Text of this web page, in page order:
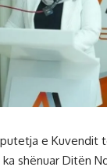
e Kuvendit
ka shënuar Ditën